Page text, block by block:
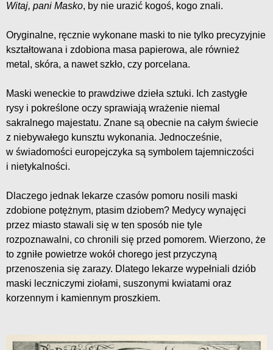
Witaj, pani Masko, by nie urazić kogoś, kogo znali.
Oryginalne, ręcznie wykonane maski to nie tylko precyzyjnie
kształtowana i zdobiona masa papierowa, ale również
metal, skóra, a nawet szkło, czy porcelana.
Maski weneckie to prawdziwe dzieła sztuki. Ich zastygłe
rysy i pokreślone oczy sprawiają wrażenie niemal
sakralnego majestatu. Znane są obecnie na całym świecie
z niebywałego kunsztu wykonania. Jednocześnie,
w świadomości europejczyka są symbolem tajemniczości
i nietykalności.
Dlaczego jednak lekarze czasów pomoru nosili maski
zdobione potężnym, ptasim dziobem? Medycy wynajęci
przez miasto stawali się w ten sposób nie tyle
rozpoznawalni, co chronili się przed pomorem. Wierzono, że
to zgniłe powietrze wokół chorego jest przyczyną
przenoszenia się zarazy. Dlatego lekarze wypełniali dziób
maski leczniczymi ziołami, suszonymi kwiatami oraz
korzennym i kamiennym proszkiem.